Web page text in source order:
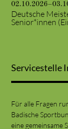
Deutsche
Senior*innen
Servicestelle
Für alle Fragen
Badische
eine gemeinsame